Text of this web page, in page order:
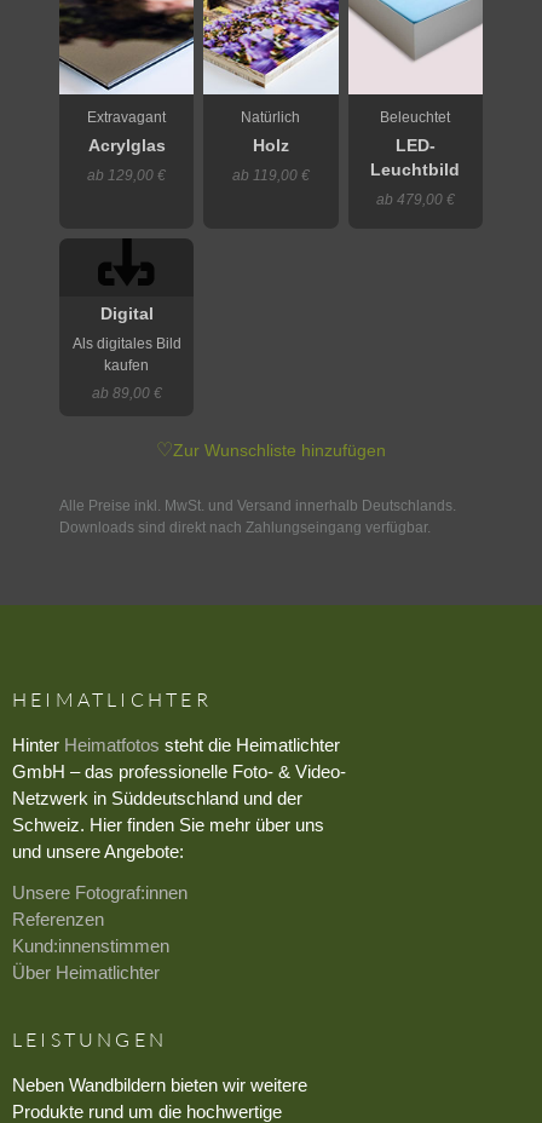
Extravagant
Acrylglas
ab 129,00 €
Natürlich
Holz
ab 119,00 €
Beleuchtet
LED-
Leuchtbild
ab 479,00 €
Digital
Als digitales Bild
kaufen
ab 89,00 €
♡Zur Wunschliste hinzufügen
Alle Preise inkl. MwSt. und Versand innerhalb Deutschlands.
Downloads sind direkt nach Zahlungseingang verfügbar.
HEIMATLICHTER
Hinter Heimatfotos steht die Heimatlichter
GmbH – das professionelle Foto- & Video-
Netzwerk in Süddeutschland und der
Schweiz. Hier finden Sie mehr über uns
und unsere Angebote:
Unsere Fotograf:innen
Referenzen
Kund:innenstimmen
Über Heimatlichter
LEISTUNGEN
Neben Wandbildern bieten wir weitere
Produkte rund um die hochwertige